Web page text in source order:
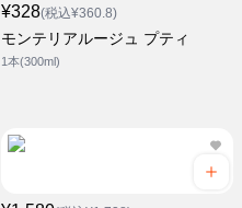
¥328(税込¥360.8)
モンテリアルージュ プティ
1本(300ml)